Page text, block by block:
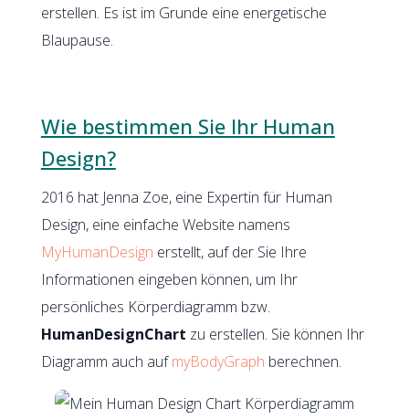
erstellen. Es ist im Grunde eine energetische
Blaupause.
Wie bestimmen Sie Ihr Human
Design?
2016 hat Jenna Zoe, eine Expertin für Human
Design, eine einfache Website namens
MyHumanDesign erstellt, auf der Sie Ihre
Informationen eingeben können, um Ihr
persönliches Körperdiagramm bzw.
HumanDesignChart zu erstellen. Sie können Ihr
Diagramm auch aufmyBodyGraph berechnen.